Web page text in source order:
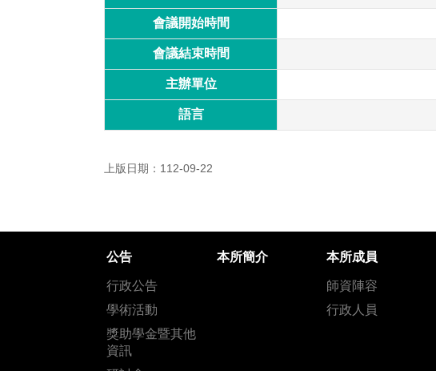
會議開始時間
會議結束時間
主辦單位
語言
上版日期：112-09-22
公告
行政公告
學術活動
獎助學金暨其他
資訊
本所簡介 本所成員
師資陣容
行政人員